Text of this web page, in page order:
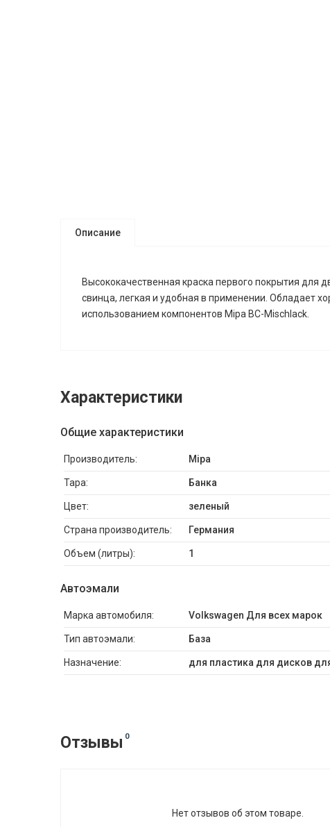
Описание
Высококачественная краска первого покрытия для
свинца, легкая и удобная в применении. Обладает
использованием компонентов Mipa BC-Mischlack.
Характеристики
Общие характеристики
Производитель: Mipa
Тара: Банка
Цвет: зеленый
Страна производитель: Германия
Объем (литры): 1
Автоэмали
Марка автомобиля: Volkswagen Для всех марок
Тип автоэмали: База
Назначение: для пластика для дисков
Отзывы 0
Нет отзывов об этом товаре.